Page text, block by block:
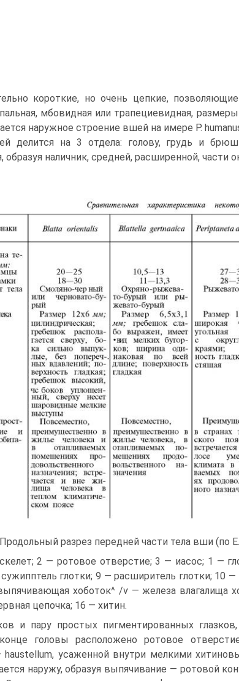
короткие, но очень цепкие,
мбовидная или трапециевидная,
наружное строение вшей на имере Р.
делится на 3 отдела: голову, грудь и
образуя наличник, средней, расширенной, части
разрез передней части тела вши (по
2 — ротовое отверстие; 3 — иасос; 1 —
глотки; 9 — расширитель глотки; 10
хоботок^ /ѵ — железа влагалища
цепочка; 16 — хитин.
и пару простых пигментированных
головы расположено ротовое
haustellum, усаженной внутри мелкими
наружу, образуя выпячивание — ротовой